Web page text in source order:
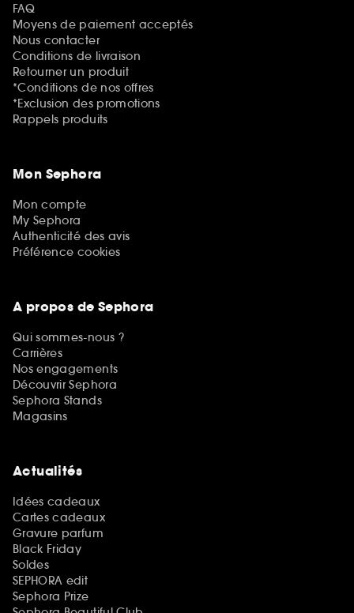
FAQ
Moyens de paiement acceptés
Nous contacter
Conditions de livraison
Retourner un produit
*Conditions de nos offres
*Exclusion des promotions
Rappels produits
Mon Sephora
Mon compte
My Sephora
Authenticité des avis
Préférence cookies
A propos de Sephora
Qui sommes-nous ?
Carrières
Nos engagements
Découvrir Sephora
Sephora Stands
Magasins
Actualités
Idées cadeaux
Cartes cadeaux
Gravure parfum
Black Friday
Soldes
SEPHORA edit
Sephora Prize